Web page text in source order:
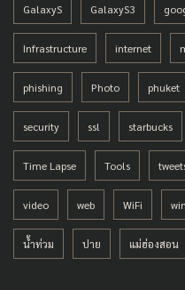
GalaxyS GalaxyS3
Infrastructure internet
phishing Photo phuket
security ssl starbucks
Time Lapse Tools
video web WiFi
น้ำท่วม ปาย แม่ฮ่องสอน